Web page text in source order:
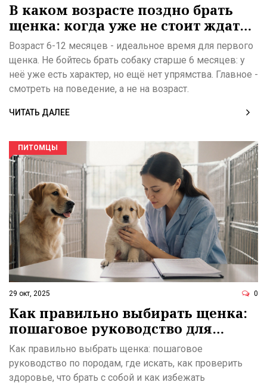
В каком возрасте поздно брать
щенка: когда уже не стоит ждать
идеального варианта
Возраст 6-12 месяцев - идеальное время для первого
щенка. Не бойтесь брать собаку старше 6 месяцев: у
неё уже есть характер, но ещё нет упрямства. Главное -
смотреть на поведение, а не на возраст.
ЧИТАТЬ ДАЛЕЕ
ПИТОМЦЫ
29 окт, 2025 0
Как правильно выбирать щенка:
пошаговое руководство для
новичков
Как правильно выбрать щенка: пошаговое
руководство по породам, где искать, как проверить
здоровье, что брать с собой и как избежать